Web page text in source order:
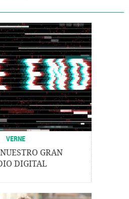
VERNE
GRAN
DIGITAL